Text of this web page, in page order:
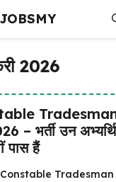
JOBSMY
2026
– भर्ती उन
पास हैं
Constable